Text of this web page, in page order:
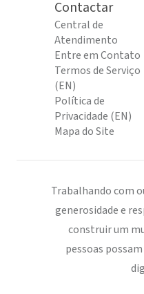
Contactar
Central de
Atendimento
Entre em Contato
Termos de Serviço
(EN)
Política de
Privacidade (EN)
Mapa do Site
Trabalhando com
generosidade e
construir um
pessoas